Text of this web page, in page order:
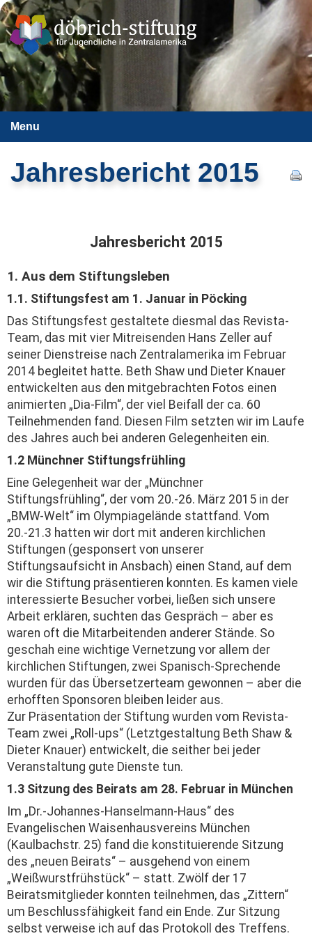
Menu
Jahresbericht 2015
Jahresbericht 2015
1. Aus dem Stiftungsleben
1.1. Stiftungsfest am 1. Januar in Pöcking
Das Stiftungsfest gestaltete diesmal das Revista-
Team, das mit vier Mitreisenden Hans Zeller auf
seiner Dienstreise nach Zentralamerika im Februar
2014 begleitet hatte. Beth Shaw und Dieter Knauer
entwickelten aus den mitgebrachten Fotos einen
animierten „Dia-Film“, der viel Beifall der ca. 60
Teilnehmenden fand. Diesen Film setzten wir im Laufe
des Jahres auch bei anderen Gelegenheiten ein.
1.2 Münchner Stiftungsfrühling
Eine Gelegenheit war der „Münchner
Stiftungsfrühling“, der vom 20.-26. März 2015 in der
„BMW-Welt“ im Olympiagelände stattfand. Vom
20.-21.3 hatten wir dort mit anderen kirchlichen
Stiftungen (gesponsert von unserer
Stiftungsaufsicht in Ansbach) einen Stand, auf dem
wir die Stiftung präsentieren konnten. Es kamen viele
interessierte Besucher vorbei, ließen sich unsere
Arbeit erklären, suchten das Gespräch – aber es
waren oft die Mitarbeiten­den anderer Stände. So
geschah eine wichtige Vernetzung vor allem der
kirchlichen Stiftungen, zwei Spanisch-Sprechende
wurden für das Übersetzerteam gewonnen – aber die
erhofften Sponsoren bleiben leider aus.
Zur Präsentation der Stiftung wurden vom Revista-
Team zwei „Roll-ups“ (Letztgestaltung Beth Shaw &
Dieter Knauer) entwickelt, die seither bei jeder
Veranstaltung gute Dienste tun.
1.3 Sitzung des Beirats am 28. Februar in München
Im „Dr.-Johannes-Hanselmann-Haus“ des
Evangelischen Waisenhausvereins München
(Kaulbachstr. 25) fand die konstituierende Sitzung
des „neuen Beirats“ – ausgehend von einem
„Weißwurstfrühstück“ – statt. Zwölf der 17
Beiratsmitglieder konnten teilnehmen, das „Zittern“
um Beschlussfähigkeit fand ein Ende. Zur Sitzung
selbst verweise ich auf das Protokoll des Treffens.